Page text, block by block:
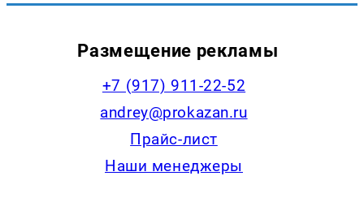
Размещение рекламы
+7 (917) 911-22-52
andrey@prokazan.ru
Прайс-лист
Наши менеджеры